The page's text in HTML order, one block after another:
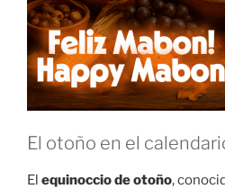
El otoño en el
El equinoccio de otoño,